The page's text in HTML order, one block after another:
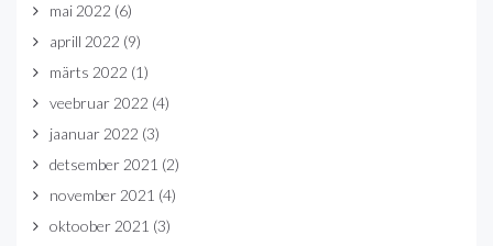
mai 2022 (6)
aprill 2022 (9)
märts 2022 (1)
veebruar 2022 (4)
jaanuar 2022 (3)
detsember 2021 (2)
november 2021 (4)
oktoober 2021 (3)